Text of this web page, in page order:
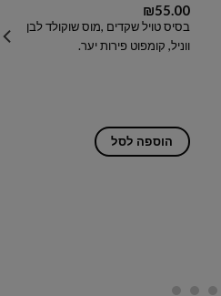
₪55.00
בסיס טויל שקדים ,מוס שוקולד לבן
ווניל, קומפוט פירות יער.
הוספה לסל